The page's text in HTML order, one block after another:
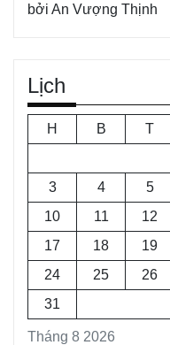
bởi An Vượng Thịnh
Lịch
Tháng 8 2026
H B T
3
4 5
10
11 12
17
18 19
24
25 26
31